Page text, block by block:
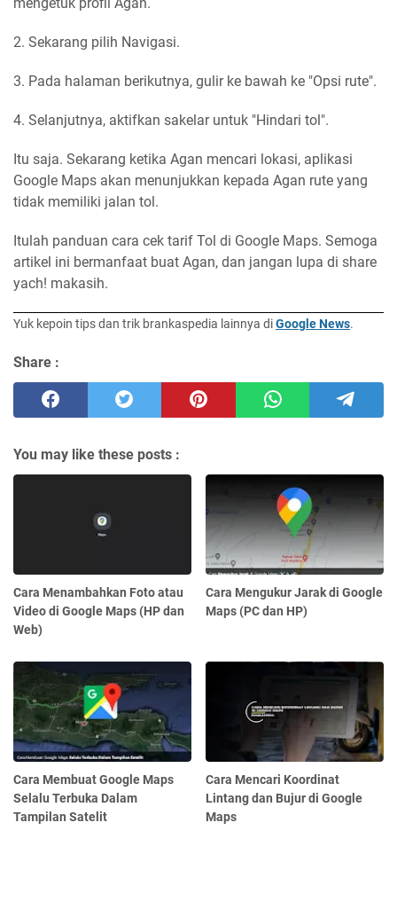
2. Sekarang pilih Navigasi.
3. Pada halaman berikutnya, gulir ke bawah ke "Opsi rute".
4. Selanjutnya, aktifkan sakelar untuk "Hindari tol".
Itu saja. Sekarang ketika Agan mencari lokasi, aplikasi
Google Maps akan menunjukkan kepada Agan rute yang
tidak memiliki jalan tol.
Itulah panduan cara cek tarif Tol di Google Maps. Semoga
artikel ini bermanfaat buat Agan, dan jangan lupa di share
yach! makasih.
Yuk kepoin tips dan trik brankaspedia lainnya diGoogle News.
Share :
You may like these posts :
Cara Menambahkan Foto atau
Video di Google Maps (HP dan
Web)
Cara Mengukur Jarak di Google
Maps (PC dan HP)
Cara Membuat Google Maps
Selalu Terbuka Dalam
Tampilan Satelit
Cara Mencari Koordinat
Lintang dan Bujur di Google
Maps